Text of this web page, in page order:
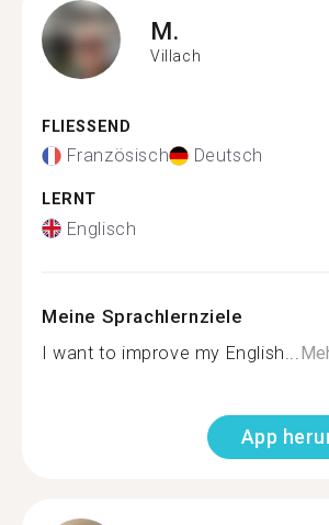
M.
Villach
FLIESSEND
Französisch Deutsch
LERNT
Englisch
Meine Sprachlernziele
I want to improve my English...
App